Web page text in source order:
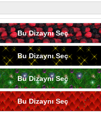
Bu Dizaynı Seç
Bu Dizaynı Seç
Bu Dizaynı Seç
Bu Dizaynı Seç